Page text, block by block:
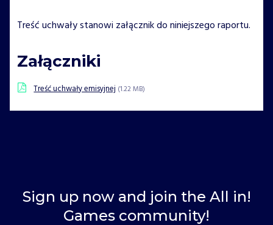
Treść uchwały stanowi załącznik do niniejszego raportu.
Załączniki
Treść uchwały emisyjnej (1.22 MB)
Sign up now and join the All in!
Games community!